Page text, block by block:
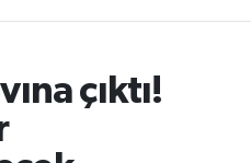
çıktı!
Haritası
ve Fikstür